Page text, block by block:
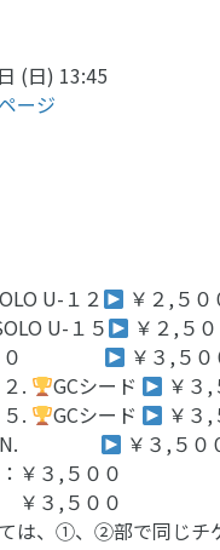
(日) 13:45
ージ
U-１２
￥２,５０
U-１５
￥２,５
U-１０
￥３,５０
.
GCシード
￥３,
.
GCシード
￥３,
OPEN.
￥３,５０
￥３,５００
３,５００
は、①、②部で同じチ